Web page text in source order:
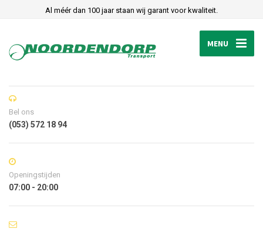
Al méér dan 100 jaar staan wij garant voor kwaliteit.
MENU
Bel ons
(053) 572 18 94
Openingstijden
07:00 - 20:00